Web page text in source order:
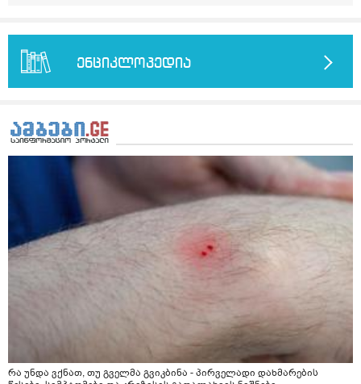
დამამშვიდებელი( მშვიდი ძილისთვის)
ენციკლოპედია
რა უნდა ვქნათ, თუ გველმა გვიკბინა - პირველადი დახმარების